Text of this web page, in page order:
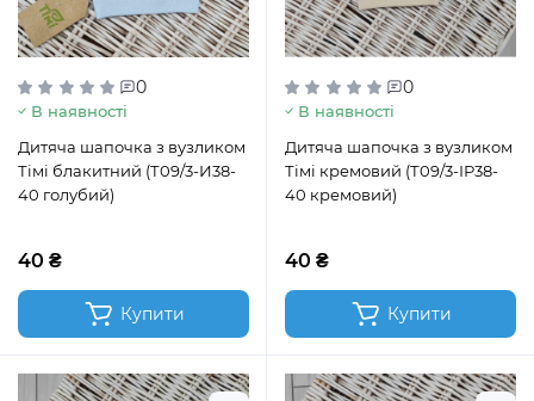
0
В наявності
Дитяча шапочка з вузликом
Тімі блакитний (Т09/3-И38-
40 голубий)
40 ₴
Купити
0
В наявності
Дитяча шапочка з вузликом
Тімі кремовий (Т09/3-ІР38-
40 кремовий)
40 ₴
Купити